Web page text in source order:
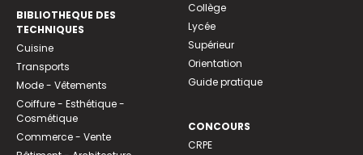
BIBLIOTHEQUE DES
TECHNIQUES
Cuisine
Transports
Mode - Vêtements
Coiffure - Esthétique -
Cosmétique
Commerce - Vente
Collège
Lycée
Supérieur
Orientation
Guide pratique
CONCOURS
CRPE